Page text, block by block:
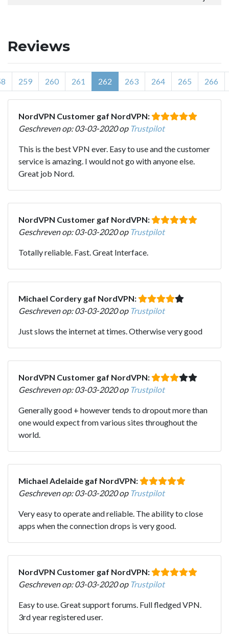
Reviews
259 260 261 262 263 264 265 266
NordVPN Customer gaf NordVPN:
Geschreven op: 03-03-2020 op Trustpilot
This is the best VPN ever. Easy to use and the customer
service is amazing. I would not go with anyone else.
Great job Nord.
NordVPN Customer gaf NordVPN:
Geschreven op: 03-03-2020 op Trustpilot
Totally reliable. Fast. Great Interface.
Michael Cordery gaf NordVPN:
Geschreven op: 03-03-2020 op Trustpilot
Just slows the internet at times. Otherwise very good
NordVPN Customer gaf NordVPN:
Geschreven op: 03-03-2020 op Trustpilot
Generally good + however tends to dropout more than
one would expect from various sites throughout the
world.
Michael Adelaide gaf NordVPN:
Geschreven op: 03-03-2020 op Trustpilot
Very easy to operate and reliable. The ability to close
apps when the connection drops is very good.
NordVPN Customer gaf NordVPN:
Geschreven op: 03-03-2020 op Trustpilot
Easy to use. Great support forums. Full fledged VPN.
3rd year registered user.